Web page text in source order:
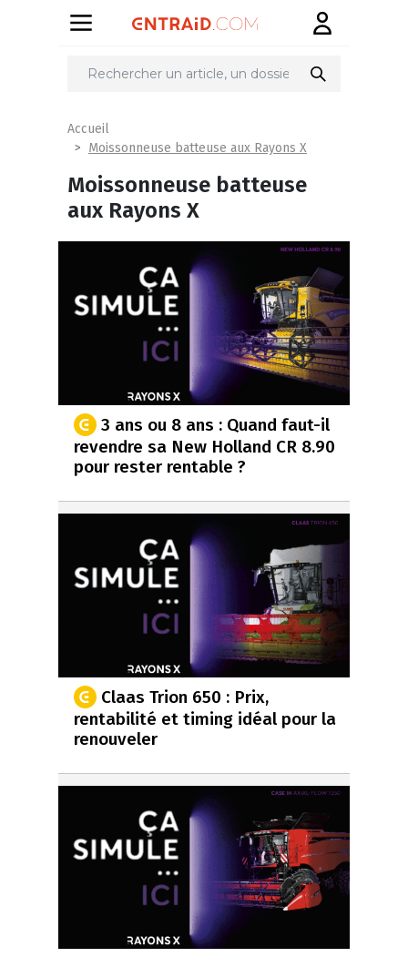
Accueil
Moissonneuse batteuse aux Rayons X
Moissonneuse batteuse
aux Rayons X
3 ans ou 8 ans : Quand faut-il
revendre sa New Holland CR 8.90
pour rester rentable ?
Claas Trion 650 : Prix,
rentabilité et timing idéal pour la
renouveler